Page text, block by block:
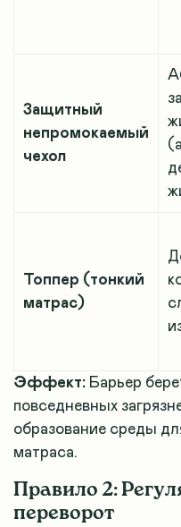
Защитный
непромокаемый
чехол
Топпер (тонкий
матрас)
Эффект: Барьер
повседневных
образование среды
матраса.
Правило 2:
переворот